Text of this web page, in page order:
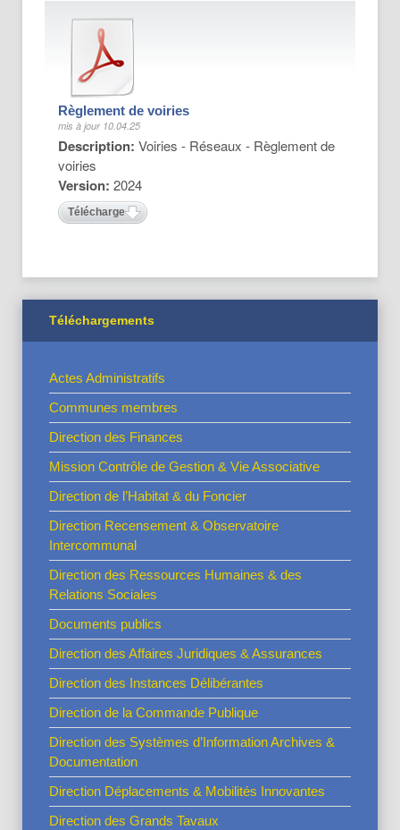
Règlement de voiries
mis à jour 10.04.25
Description: Voiries - Réseaux - Règlement de
voiries
Version: 2024
Télécharger
Téléchargements
Actes Administratifs
Communes membres
Direction des Finances
Mission Contrôle de Gestion & Vie Associative
Direction de l’Habitat & du Foncier
Direction Recensement & Observatoire
Intercommunal
Direction des Ressources Humaines & des
Relations Sociales
Documents publics
Direction des Affaires Juridiques & Assurances
Direction des Instances Délibérantes
Direction de la Commande Publique
Direction des Systèmes d’Information Archives &
Documentation
Direction Déplacements & Mobilités Innovantes
Direction des Grands Tavaux